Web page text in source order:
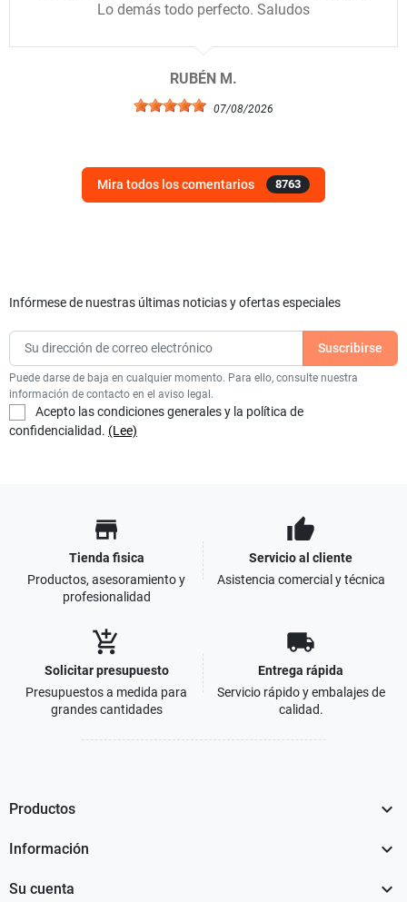
Lo demás todo perfecto. Saludos
RUBÉN M.
07/08/2026
Mira todos los comentarios 8763
Infórmese de nuestras últimas noticias y ofertas especiales
Puede darse de baja en cualquier momento. Para ello, consulte nuestra
información de contacto en el aviso legal.
Acepto las condiciones generales y la política de
confidencialidad. (Lee)
store
Tienda fisica
Productos, asesoramiento y
profesionalidad
thumb_up
Servicio al cliente
Asistencia comercial y técnica
add_shopping_cart
Solicitar presupuesto
Presupuestos a medida para
grandes cantidades
local_shipping
Entrega rápida
Servicio rápido y embalajes de
calidad.
Productos 
Información 
Su cuenta 